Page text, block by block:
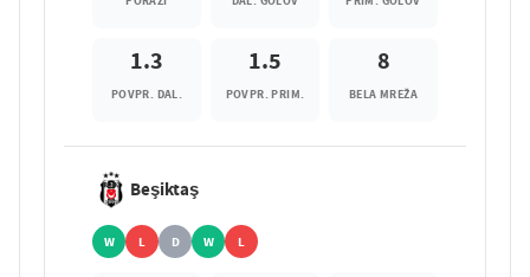
1.3
POVPR. DAL.
1.5
POVPR. PRIM.
8
BELA MREŽA
Beşiktaş
W L D W L